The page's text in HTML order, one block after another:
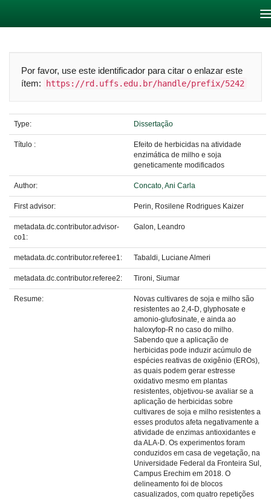
Por favor, use este identificador para citar o enlazar este
ítem:
https://rd.uffs.edu.br/handle/prefix/5242
Type: Dissertação
Título :
Efeito de herbicidas na atividade
enzimática de milho e soja
geneticamente modificados
Author: Concato, Ani Carla
First advisor: Perin, Rosilene Rodrigues Kaizer
metadata.dc.contributor.advisor-
co1:
Galon, Leandro
metadata.dc.contributor.referee1: Tabaldi, Luciane Almeri
metadata.dc.contributor.referee2: Tironi, Siumar
Resume:
Novas cultivares de soja e milho são
resistentes ao 2,4-D, glyphosate e
amonio-glufosinate, e ainda ao
haloxyfop-R no caso do milho.
Sabendo que a aplicação de
herbicidas pode induzir acúmulo de
espécies reativas de oxigênio (EROs),
as quais podem gerar estresse
oxidativo mesmo em plantas
resistentes, objetivou-se avaliar se a
aplicação de herbicidas sobre
cultivares de soja e milho resistentes a
esses produtos afeta negativamente a
atividade de enzimas antioxidantes e
da ALA-D. Os experimentos foram
conduzidos em casa de vegetação, na
Universidade Federal da Fronteira Sul,
Campus Erechim em 2018. O
delineamento foi de blocos
casualizados, com quatro repetições